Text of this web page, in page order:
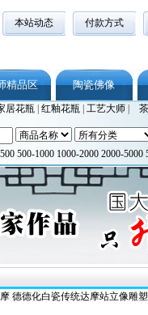
本站动态 付款方式
精品区 陶瓷佛像
居花瓶| 红釉花瓶| 工艺大师|
500-1000 1000-2000 2000-5000
德德化白瓷传统达摩站立像雕